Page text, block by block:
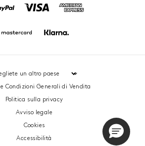
Visa
e Condizioni Generali di Vendita
Politica sulla privacy
Avviso legale
Cookies
Accessibilità